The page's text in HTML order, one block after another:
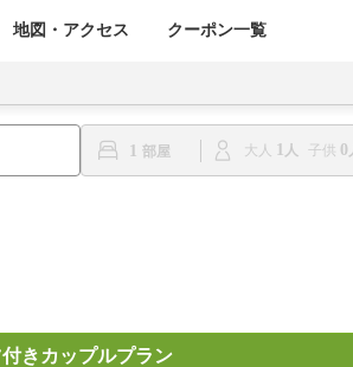
地図・アクセス クーポン一覧
1 大人 1 子供 0
きカップルプラン